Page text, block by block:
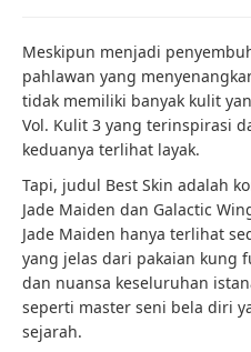
Meskipun menjadi
pahlawan yang
tidak memiliki banyak kulit
Vol. Kulit 3 yang terinspirasi
keduanya terlihat layak.
Tapi, judul Best Skin adalah
Jade Maiden dan Galactic
Jade Maiden hanya terlihat
yang jelas dari pakaian kung
dan nuansa keseluruhan
seperti master seni bela diri
sejarah.